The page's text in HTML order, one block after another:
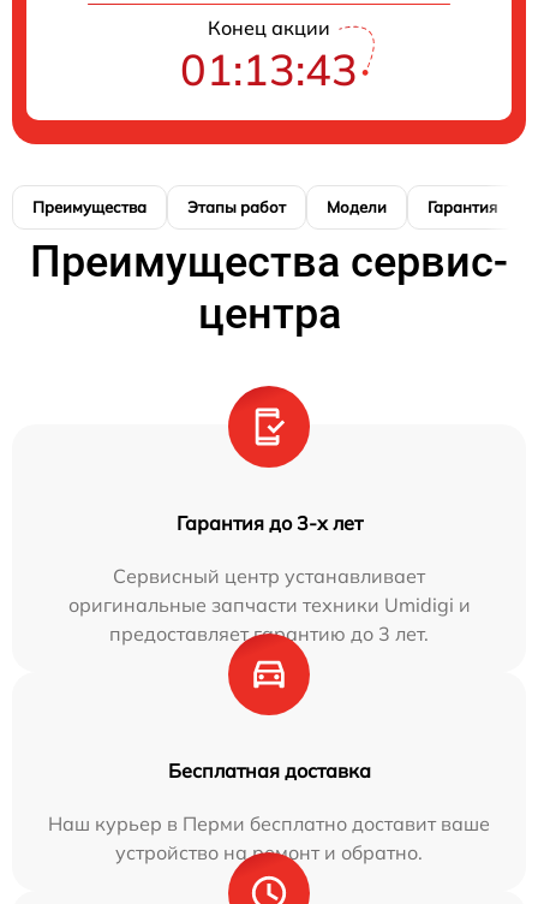
Конец акции
01:13:42
Преимущества Этапы работ Модели Гарантия
Преимущества сервис-
центра
Гарантия до 3-х лет
Сервисный центр устанавливает
оригинальные запчасти техники Umidigi и
предоставляет гарантию до 3 лет.
Бесплатная доставка
Наш курьер в Перми бесплатно доставит ваше
устройство на ремонт и обратно.